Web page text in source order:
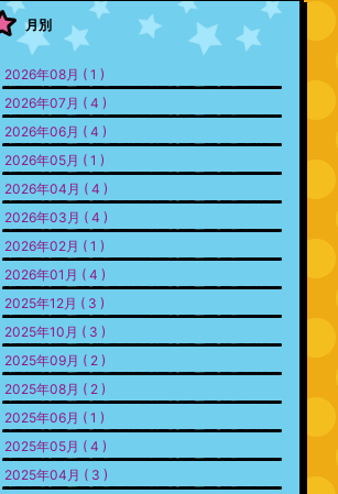
月別
2026年08月 ( 1 )
2026年07月 ( 4 )
2026年06月 ( 4 )
2026年05月 ( 1 )
2026年04月 ( 4 )
2026年03月 ( 4 )
2026年02月 ( 1 )
2026年01月 ( 4 )
2025年12月 ( 3 )
2025年10月 ( 3 )
2025年09月 ( 2 )
2025年08月 ( 2 )
2025年06月 ( 1 )
2025年05月 ( 4 )
2025年04月 ( 3 )